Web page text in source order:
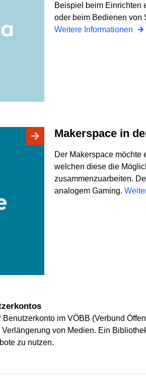
Beispiel beim Einrichten
oder beim Bedienen von
Weitere Informationen
Makerspace in
Der Makerspace möchte
welchen diese die
zusammenzuarbeiten.
analogem Gaming.
im VÖBB (Verbund
von Medien. Ein
zu nutzen.